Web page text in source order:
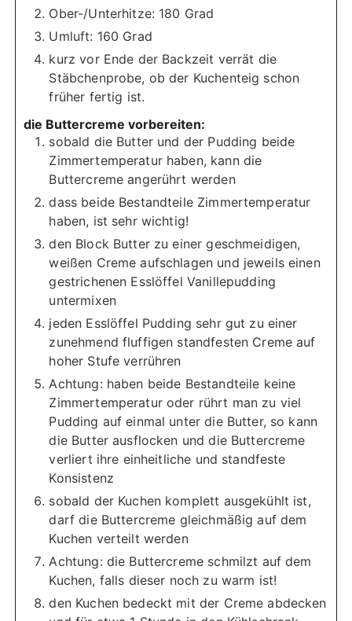
Ober-/Unterhitze: 180 Grad
Umluft: 160 Grad
kurz vor Ende der Backzeit verrät die
Stäbchenprobe, ob der Kuchenteig schon
früher fertig ist.
die Buttercreme vorbereiten:
sobald die Butter und der Pudding beide
Zimmertemperatur haben, kann die
Buttercreme angerührt werden
dass beide Bestandteile Zimmertemperatur
haben, ist sehr wichtig!
den Block Butter zu einer geschmeidigen,
weißen Creme aufschlagen und jeweils einen
gestrichenen Esslöffel Vanillepudding
untermixen
jeden Esslöffel Pudding sehr gut zu einer
zunehmend fluffigen standfesten Creme auf
hoher Stufe verrühren
Achtung: haben beide Bestandteile keine
Zimmertemperatur oder rührt man zu viel
Pudding auf einmal unter die Butter, so kann
die Butter ausflocken und die Buttercreme
verliert ihre einheitliche und standfeste
Konsistenz
sobald der Kuchen komplett ausgekühlt ist,
darf die Buttercreme gleichmäßig auf dem
Kuchen verteilt werden
Achtung: die Buttercreme schmilzt auf dem
Kuchen, falls dieser noch zu warm ist!
den Kuchen bedeckt mit der Creme abdecken